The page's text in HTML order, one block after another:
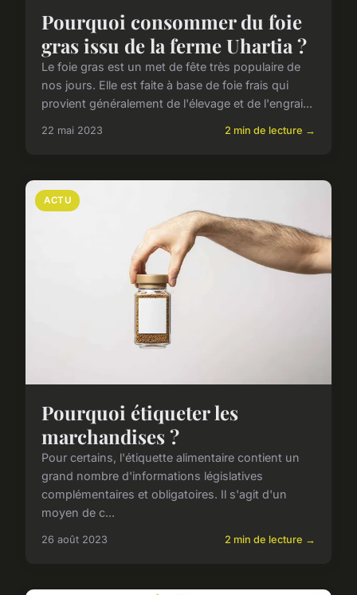
Pourquoi consommer du foie
gras issu de la ferme Uhartia ?
Le foie gras est un met de fête très populaire de
nos jours. Elle est faite à base de foie frais qui
provient généralement de l'élevage et de l'engrai...
22 mai 2023 2 min de lecture →
ACTU
Pourquoi étiqueter les
marchandises ?
Pour certains, l'étiquette alimentaire contient un
grand nombre d'informations législatives
complémentaires et obligatoires. Il s'agit d'un
moyen de c...
26 août 2023 2 min de lecture →